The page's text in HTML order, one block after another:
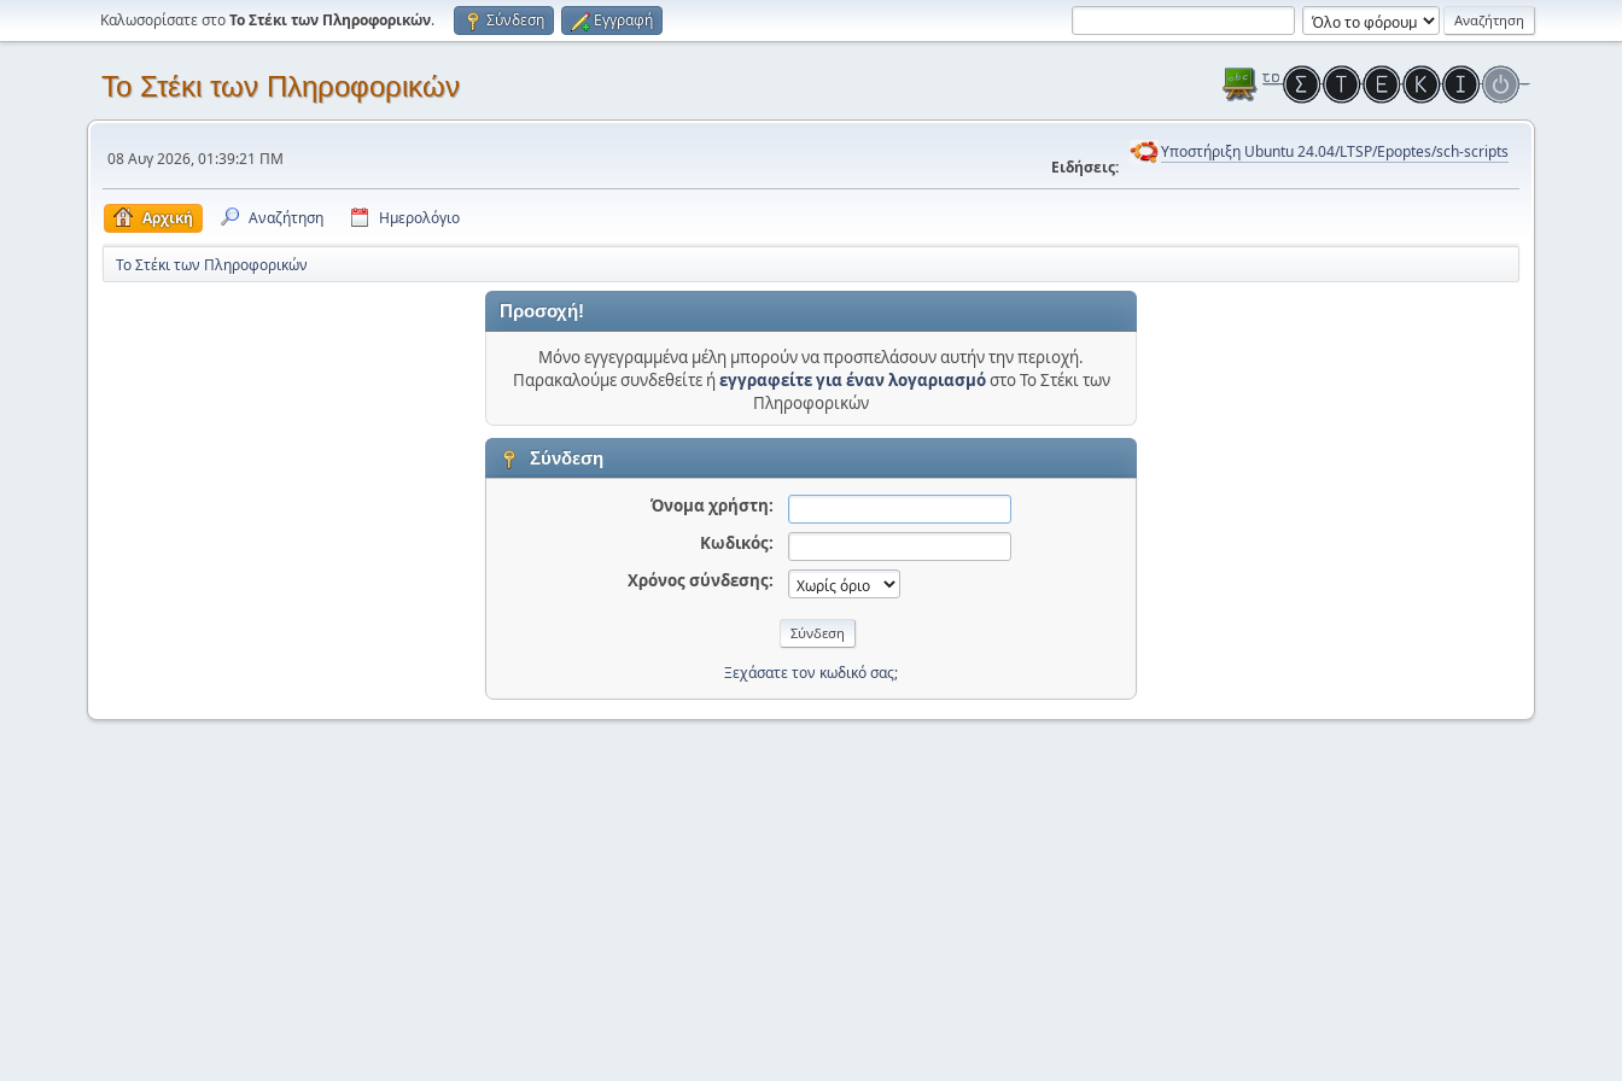
Καλωσορίσατε στοΤο Στέκι των Πληροφορικών. Σύνδεση Εγγραφή
Το Στέκι των Πληροφορικών
08 Αυγ 2026, 01:39:21 ΠΜ Ειδήσεις:
Υποστήριξη Ubuntu 24.04/LTSP/Epoptes/sch-scripts
Αρχική Αναζήτηση Ημερολόγιο
Το Στέκι των Πληροφορικών
Προσοχή!
Μόνο εγγεγραμμένα μέλη μπορούν να προσπελάσουν αυτήν την περιοχή.
Παρακαλούμε συνδεθείτε ήεγγραφείτε για έναν λογαριασμόστο Το Στέκι των
Πληροφορικών
Σύνδεση
Όνομα χρήστη:
Κωδικός:
Χρόνος σύνδεσης:
Ξεχάσατε τον κωδικό σας;